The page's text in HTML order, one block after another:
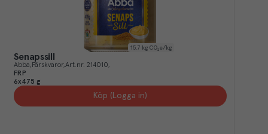
15.7 kg CO₂e/kg
Senapssill
Abba Färskvaror Art.nr. 214010
FRP
6x475 g
Köp (Logga in)